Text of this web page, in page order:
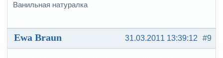
Ванильная натуралка
#9
31.03.2011 13:39:12
Ewa Braun